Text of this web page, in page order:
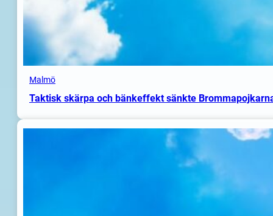
Malmö
Taktisk skärpa och bänkeffekt sänkte